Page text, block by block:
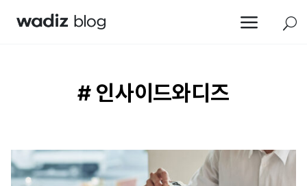
a U
# 인사이드와디즈